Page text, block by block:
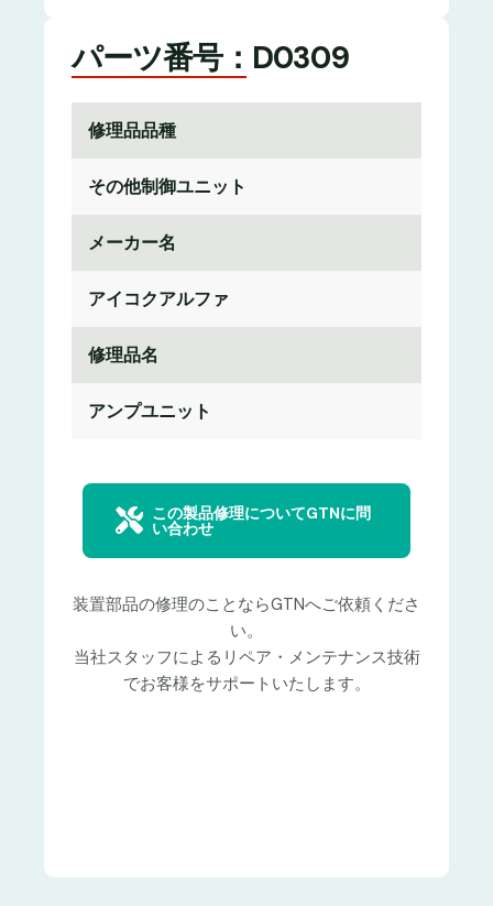
パーツ番号：D0309
修理品品種
その他制御ユニット
メーカー名
アイコクアルファ
修理品名
アンプユニット
この製品修理についてGTNに問
い合わせ
装置部品の修理のことならGTNへご依頼くださ
い。
当社スタッフによるリペア・メンテナンス技術
でお客様をサポートいたします。